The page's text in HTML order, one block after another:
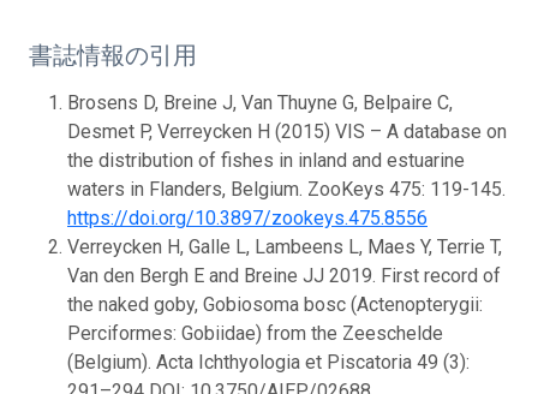
書誌情報の引用
Brosens D, Breine J, Van Thuyne G, Belpaire C,
Desmet P, Verreycken H (2015) VIS – A database on
the distribution of fishes in inland and estuarine
waters in Flanders, Belgium. ZooKeys 475: 119-145.
https://doi.org/10.3897/zookeys.475.8556
Verreycken H, Galle L, Lambeens L, Maes Y, Terrie T,
Van den Bergh E and Breine JJ 2019. First record of
the naked goby, Gobiosoma bosc (Actenopterygii:
Perciformes: Gobiidae) from the Zeeschelde
(Belgium). Acta Ichthyologia et Piscatoria 49 (3):